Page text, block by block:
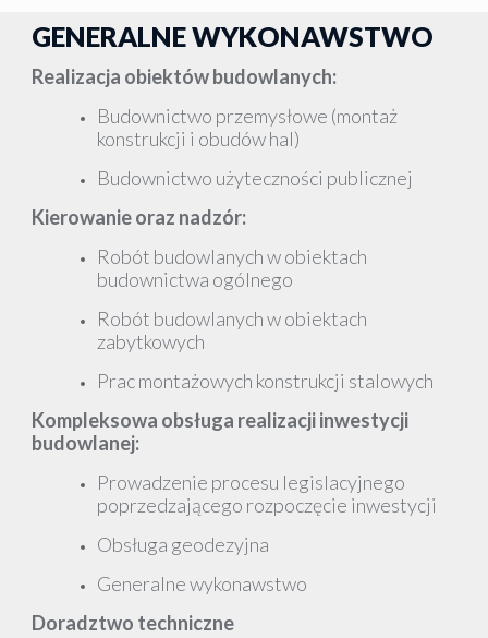
GENERALNE WYKONAWSTWO
Realizacja obiektów budowlanych:
Budownictwo przemysłowe (montaż
konstrukcji i obudów hal)
Budownictwo użyteczności publicznej
Kierowanie oraz nadzór:
Robót budowlanych w obiektach
budownictwa ogólnego
Robót budowlanych w obiektach
zabytkowych
Prac montażowych konstrukcji stalowych
Kompleksowa obsługa realizacji inwestycji
budowlanej:
Prowadzenie procesu legislacyjnego
poprzedzającego rozpoczęcie inwestycji
Obsługa geodezyjna
Generalne wykonawstwo
Doradztwo techniczne